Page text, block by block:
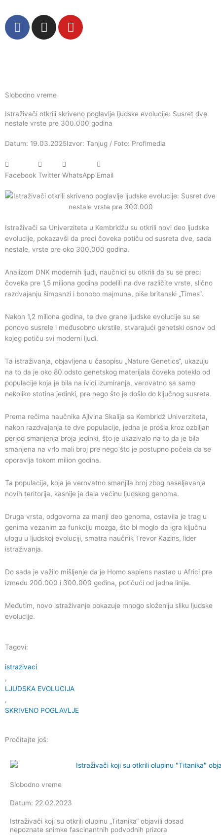
садржај
F
a
o
k
I
n
r
m
Y
o
Slobodno vreme
Istraživači otkrili skriveno poglavlje ljudske evolucije: Susret dve
nestale vrste pre 300.000 godina
Datum: 19.03.2025Izvor: Tanjug / Foto: Profimedia
Facebook Twitter WhatsApp Email
Istraživači sa Univerziteta u Kembridžu su otkrili novi deo ljudske
evolucije, pokazavši da preci čoveka potiču od susreta dve, sada
nestale, vrste pre oko 300.000 godina.
Analizom DNK modernih ljudi, naučnici su otkrili da su se preci
čoveka pre 1,5 miliona godina podelili na dve različite vrste, slično
razdvajanju šimpanzi i bonobo majmuna, piše britanski „Times“.
Nakon 1,2 miliona godina, te dve grane ljudske evolucije su se
ponovo susrele i međusobno ukrstile, stvarajući genetski osnov od
kojeg potiču svi moderni ljudi.
Ta istraživanja, objavljena u časopisu „Nature Genetics“, ukazuju
na to da je oko 80 odsto genetskog materijala čoveka poteklo od
populacije koja je bila na ivici izumiranja, verovatno sa samo
nekoliko stotina jedinki, pre nego što je došlo do ključnog susreta.
Prema rečima naučnika Ajlvina Skalija sa Kembridž Univerziteta,
nakon razdvajanja te dve populacije, jedna je prošla kroz ozbiljan
period smanjenja broja jedinki, što je ukazivalo na to da je bila
smanjena na vrlo mali broj pre nego što je postupno počela da se
oporavlja tokom milion godina.
Ta populacija, koja je verovatno smanjila broj zbog naseljavanja
novih teritorija, kasnije je dala većinu ljudskog genoma.
Druga vrsta, odgovorna za manji deo genoma, ostavila je trag u
genima vezanim za funkciju mozga, što bi moglo da igra ključnu
ulogu u ljudskoj evoluciji, smatra naučnik Trevor Kazins, lider
istraživanja.
Do sada je važilo mišljenje da je Homo sapiens nastao u Africi pre
između 200.000 i 300.000 godina, potičući od jedne linije.
Međutim, novo istraživanje pokazuje mnogo složeniju sliku ljudske
evolucije.
Tagovi:
istrazivaci
,
LJUDSKA EVOLUCIJA
,
SKRIVENO POGLAVLJE
Pročitajte još:
Slobodno vreme
Datum: 22.02.2023
Istraživači koji su otkrili olupinu „Titanika“ objavili dosad
nepoznate snimke fascinantnih podvodnih prizora